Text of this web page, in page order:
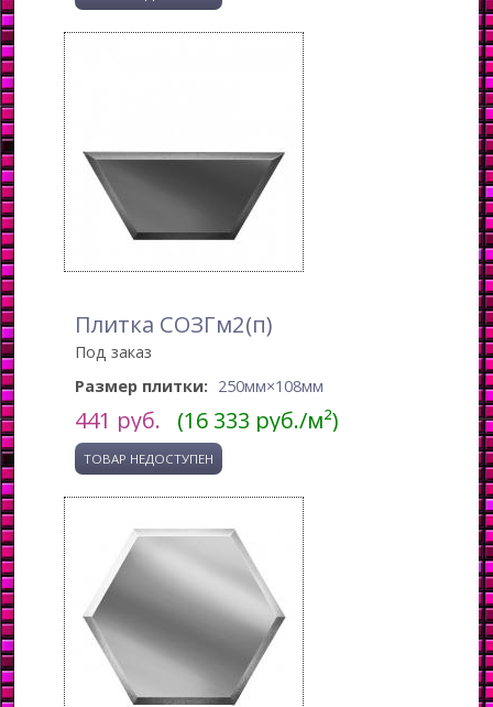
Плитка СОЗГм2(п)
Под заказ
Размер плитки: 250мм×108мм
441 руб. (16 333 руб./м²)